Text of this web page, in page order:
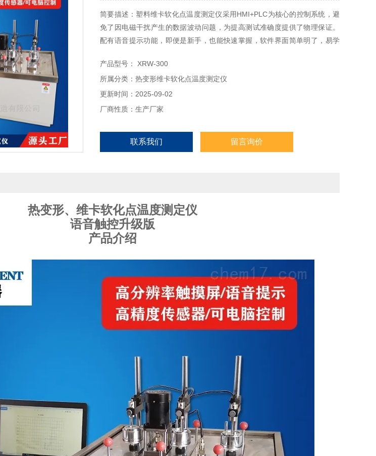
简要描述：塑料维卡软化点温度测定仪采用HMI+PLC为核心的控制系统，避
免了因电磁干扰产生的数据波动问题，为提高测试准确度提供了物理保证。
配有语音提示功能，即便是新手，也能快速掌握，软件界面简单明了，易学
产品型号： XRW-300
所属分类：热变形维卡软化点温度测定仪
更新时间：2025-09-02
厂商性质：生产厂家
联系我们 留言询价
热变形、维卡软化点温度测定仪
语音触控升级版
产品介绍